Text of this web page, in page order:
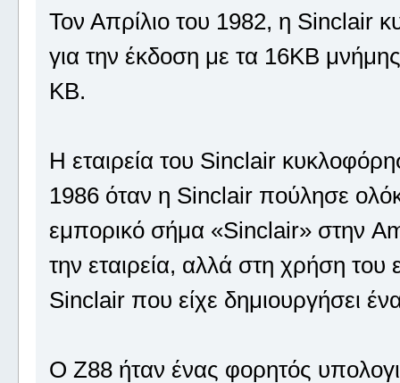
Τον Απρίλιο του 1982, η Sinclair
για την έκδοση με τα 16KB
KB.
Η εταιρεία του Sinclair
1986 όταν η Sinclair πούλησε
εμπορικό σήμα «Sinclair» στην
την εταιρεία, αλλά στη χρήση του
Sinclair που είχε δημιουργήσει
Ο Z88 ήταν ένας φορητός